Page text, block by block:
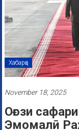
Хабарҳо
November 18, 2025
Оғози
Эмомалӣ